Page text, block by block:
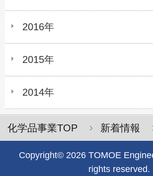
化学品事業TOP 新着情報
2016年
2015年
2014年
Copyright© 2026 TOMOE
rights reserved.